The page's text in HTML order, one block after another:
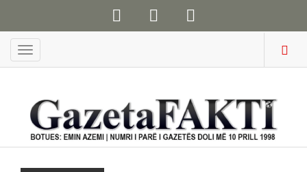
Menu